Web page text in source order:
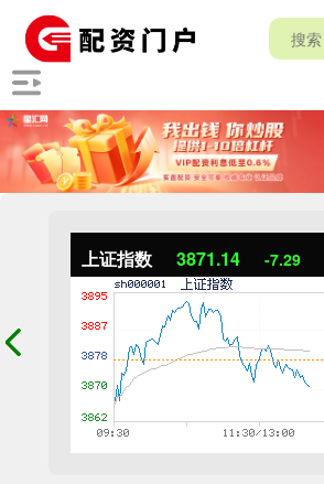
上证指数 3871.14 -7.29